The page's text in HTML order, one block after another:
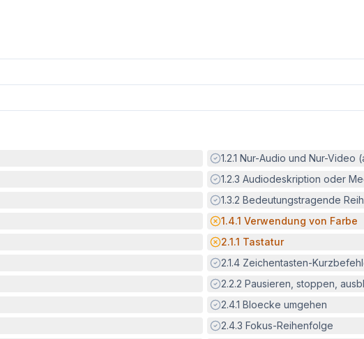
Erfüllt:
1.2.1 Nur-Audio und Nur-Video
Erfüllt:
1.2.3 Audiodeskription oder
Erfüllt:
1.3.2 Bedeutungstragende
Potenzielle Barriere:
1.4.1 Verwendung von Farbe
Potenzielle Barriere:
2.1.1 Tastatur
Erfüllt:
2.1.4 Zeichentasten-
Erfüllt:
2.2.2 Pausieren, stoppen,
Erfüllt:
2.4.1 Bloecke umgehen
Erfüllt:
2.4.3 Fokus-Reihenfolge